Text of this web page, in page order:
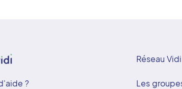
?
Réseau Vidi
Les